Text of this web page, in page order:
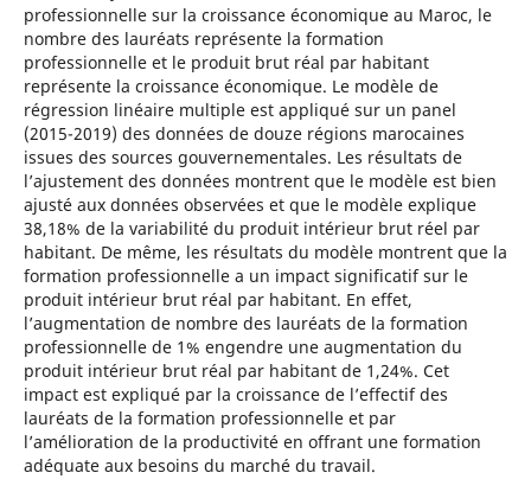
professionnelle sur la croissance économique au Maroc, le
nombre des lauréats représente la formation
professionnelle et le produit brut réal par habitant
représente la croissance économique. Le modèle de
régression linéaire multiple est appliqué sur un panel
(2015-2019) des données de douze régions marocaines
issues des sources gouvernementales. Les résultats de
l’ajustement des données montrent que le modèle est bien
ajusté aux données observées et que le modèle explique
38,18% de la variabilité du produit intérieur brut réel par
habitant. De même, les résultats du modèle montrent que la
formation professionnelle a un impact significatif sur le
produit intérieur brut réal par habitant. En effet,
l’augmentation de nombre des lauréats de la formation
professionnelle de 1% engendre une augmentation du
produit intérieur brut réal par habitant de 1,24%. Cet
impact est expliqué par la croissance de l’effectif des
lauréats de la formation professionnelle et par
l’amélioration de la productivité en offrant une formation
adéquate aux besoins du marché du travail.